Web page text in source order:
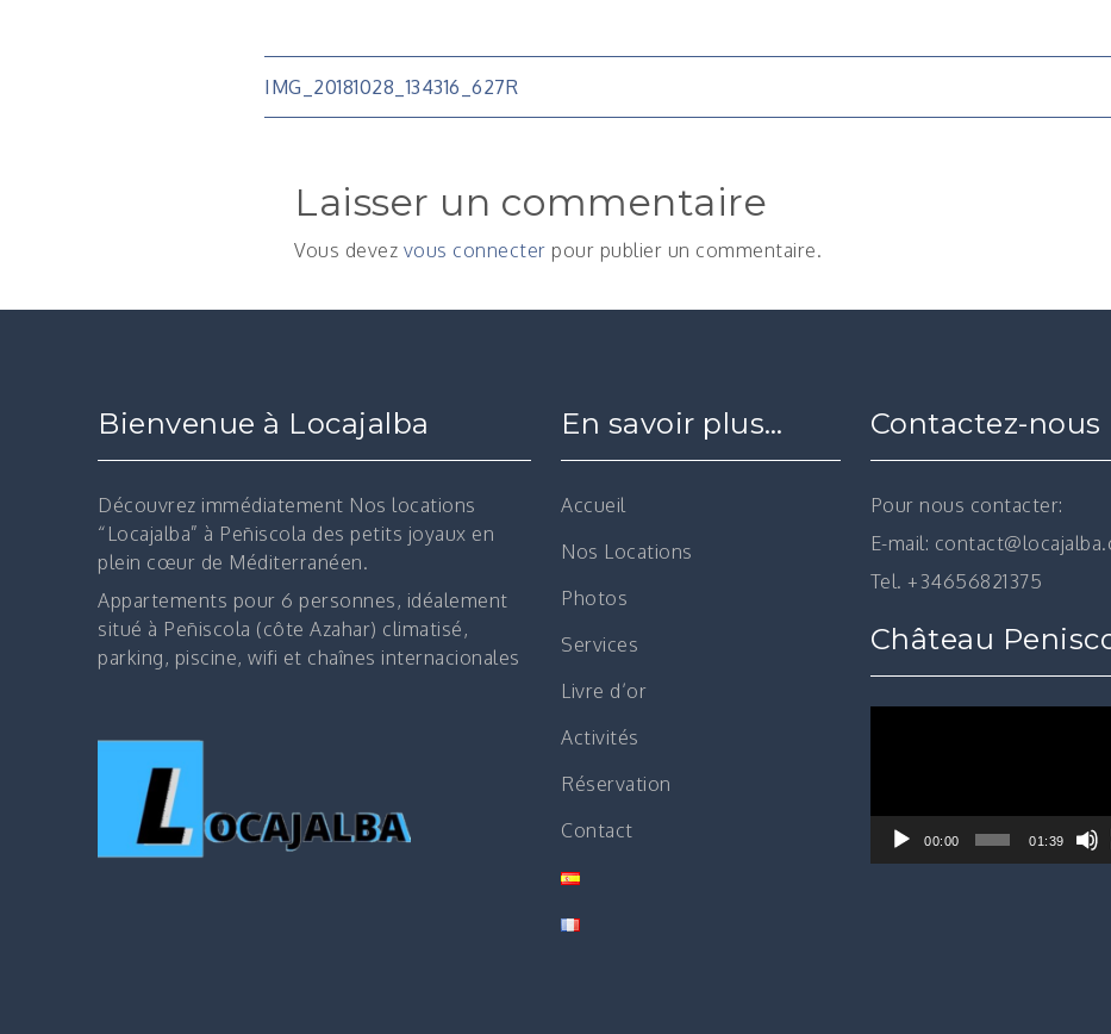
Navigation
l’article
IMG_20181028_134316_627R
Laisser un commentaire
Vous devez vous connecter pour publier un commentaire.
Bienvenue à Locajalba
Découvrez immédiatement Nos locations
“Locajalba” à Peñiscola des petits joyaux en
plein cœur de Méditerranéen.
Appartements pour 6 personnes, idéalement
situé à Peñiscola (côte Azahar) climatisé,
parking, piscine, wifi et chaînes internacionales
En savoir plus…
Accueil
Nos Locations
Photos
Services
Livre d’or
Activités
Réservation
Contact
Contactez-nous
Pour nous contacter:
E-mail:
Tel. +34656821375
Château
00:00 01:39